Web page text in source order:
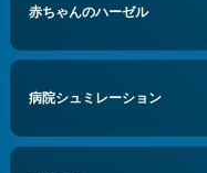
赤ちゃんのハーゼル
病院シュミレーション